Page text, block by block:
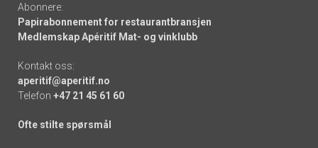
Abonnere:
Papirabonnement for restaurantbransjen
Medlemskap Apéritif Mat- og vinklubb
Kontakt oss:
aperitif@aperitif.no
Telefon +47 21 45 61 60
Ofte stilte spørsmål